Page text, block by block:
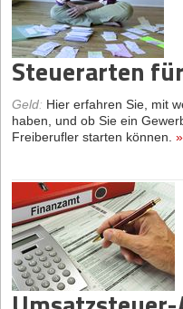
Steuerarten
Geld: Hier erfahren Sie, mit
haben, und ob Sie ein
Freiberufler starten können. »